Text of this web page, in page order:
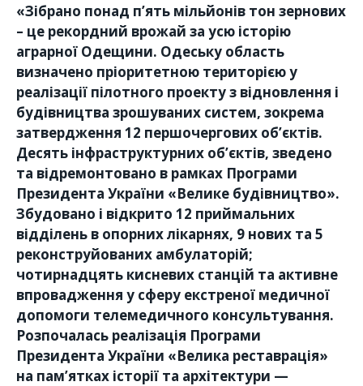
«Зібрано понад п’ять мільйонів тон зернових
– це рекордний врожай за усю історію
аграрної Одещини. Одеську область
визначено пріоритетною територією у
реалізації пілотного проекту з відновлення і
будівництва зрошуваних систем, зокрема
затвердження 12 першочергових об’єктів.
Десять інфраструктурних об’єктів, зведено
та відремонтовано в рамках Програми
Президента України «Велике будівництво».
Збудовано і відкрито 12 приймальних
відділень в опорних лікарнях, 9 нових та 5
реконструйованих амбулаторій;
чотирнадцять кисневих станцій та активне
впровадження у сферу екстреної медичної
допомоги телемедичного консультування.
Розпочалась реалізація Програми
Президента України «Велика реставрація»
на пам’ятках історії та архітектури —